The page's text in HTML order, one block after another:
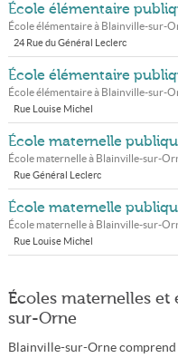
École élémentaire
École élémentaire à Blainville-sur-
24 Rue du Général Leclerc
École élémentaire
École élémentaire à Blainville-sur-
Rue Louise Michel
École maternelle
École maternelle à Blainville-sur-
Rue Général Leclerc
École maternelle
École maternelle à Blainville-sur-
Rue Louise Michel
Écoles maternelles
sur-Orne
Blainville-sur-Orne